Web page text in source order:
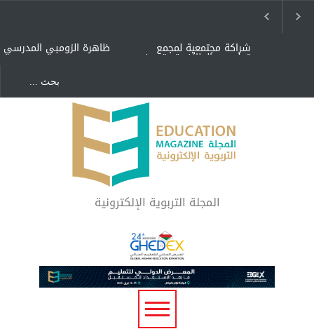
ظاهرة الزومبي المدرسي شراكة مجتمعية لمجمع
تعليمي بالطائف تستهدف
"كنت أنضرب ومافيني إلا
العافية" هل هذا مبرر
لاستمرار أسلوب التربية
المتوارث؟
لماذا تعد برامج توعية الأطفال
بخصوصية الجسد وقاية لا
فضول؟
المجلة التربوية الإلكترونية